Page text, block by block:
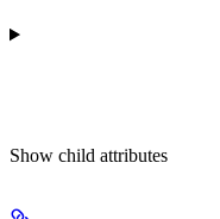
Show child attributes